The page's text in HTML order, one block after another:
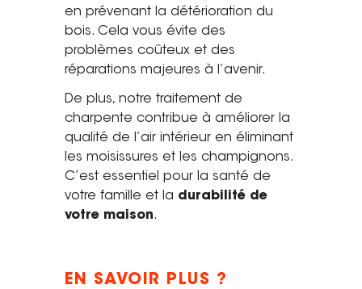
en prévenant la détérioration du
bois. Cela vous évite des
problèmes coûteux et des
réparations majeures à l’avenir.
De plus, notre traitement de
charpente contribue à améliorer la
qualité de l’air intérieur en éliminant
les moisissures et les champignons.
C’est essentiel pour la santé de
votre famille et la durabilité de
votre maison.
EN SAVOIR PLUS ?